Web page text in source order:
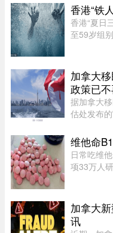
Josée
起飞前数
香港“铁
香港“夏日
至59岁组
参赛者在
加拿大
政策已
据加拿大
估处发布
处理周期
明确，资
维他命
日常吃维
项33万人
科医生陈
加拿大
讯